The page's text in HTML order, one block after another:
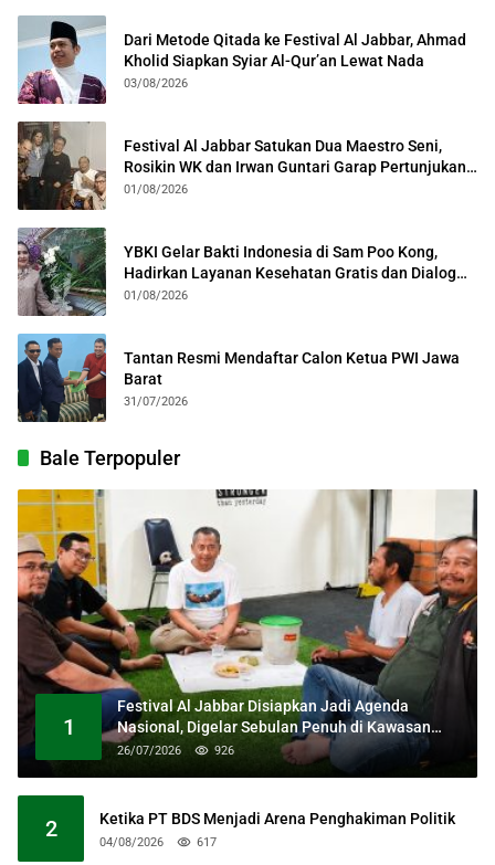
Dari Metode Qitada ke Festival Al Jabbar, Ahmad
Kholid Siapkan Syiar Al-Qur’an Lewat Nada
03/08/2026
Festival Al Jabbar Satukan Dua Maestro Seni,
Rosikin WK dan Irwan Guntari Garap Pertunjukan
Kolosal
01/08/2026
YBKI Gelar Bakti Indonesia di Sam Poo Kong,
Hadirkan Layanan Kesehatan Gratis dan Dialog
Kebangsaan
01/08/2026
Tantan Resmi Mendaftar Calon Ketua PWI Jawa
Barat
31/07/2026
Bale Terpopuler
1
Festival Al Jabbar Disiapkan Jadi Agenda
Nasional, Digelar Sebulan Penuh di Kawasan
Masjid Raya Al Jabbar
26/07/2026 926
2 Ketika PT BDS Menjadi Arena Penghakiman Politik
04/08/2026 617